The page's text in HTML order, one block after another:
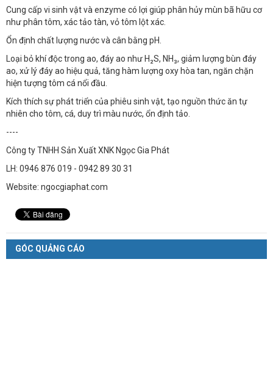
Cung cấp vi sinh vật và enzyme có lợi giúp phân hủy mùn bã hữu cơ
như phân tôm, xác tảo tàn, vỏ tôm lột xác.
Ổn định chất lượng nước và cân bằng pH.
Loại bỏ khí độc trong ao, đáy ao như H₂S, NH₃, giảm lượng bùn đáy
ao, xử lý đáy ao hiệu quả, tăng hàm lượng oxy hòa tan, ngăn chặn
hiện tượng tôm cá nổi đầu.
Kích thích sự phát triển của phiêu sinh vật, tạo nguồn thức ăn tự
nhiên cho tôm, cá, duy trì màu nước, ổn định tảo.
----
Công ty TNHH Sản Xuất XNK Ngọc Gia Phát
LH: 0946 876 019 - 0942 89 30 31
Website: ngocgiaphat.com
GÓC QUẢNG CÁO